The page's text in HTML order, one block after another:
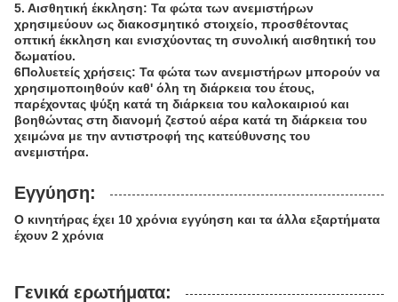
5. Αισθητική έκκληση: Τα φώτα των ανεμιστήρων
χρησιμεύουν ως διακοσμητικό στοιχείο, προσθέτοντας
οπτική έκκληση και ενισχύοντας τη συνολική αισθητική του
δωματίου.
6Πολυετείς χρήσεις: Τα φώτα των ανεμιστήρων μπορούν να
χρησιμοποιηθούν καθ' όλη τη διάρκεια του έτους,
παρέχοντας ψύξη κατά τη διάρκεια του καλοκαιριού και
βοηθώντας στη διανομή ζεστού αέρα κατά τη διάρκεια του
χειμώνα με την αντιστροφή της κατεύθυνσης του
ανεμιστήρα.
Εγγύηση:
Ο κινητήρας έχει 10 χρόνια εγγύηση και τα άλλα εξαρτήματα
έχουν 2 χρόνια
Γενικά ερωτήματα: